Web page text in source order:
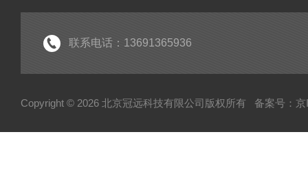
联系电话：13691365936
Copyright © 2026 北京冠远科技有限公司版权所有 备案号：